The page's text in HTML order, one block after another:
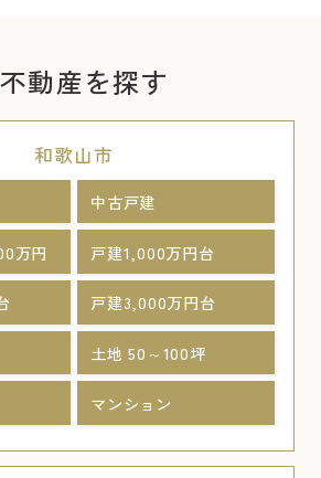
不動産を探す
和歌山市
中古戸建
万円 戸建1,000万円台
戸建3,000万円台
土地 50～100坪
マンション